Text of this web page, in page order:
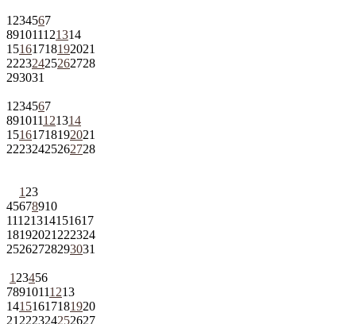
1 234567
891011121314
15161718192021
22232425262728
293031
1 234567
891011121314
15161718192021
22232425262728
1 23
45678910
11121314151617
18192021 222324
25262728293031
1 23456
78910111213
14151617181920
21 222324252627